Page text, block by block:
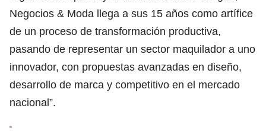
Negocios & Moda llega a sus 15 años como artífice
de un proceso de transformación productiva,
pasando de representar un sector maquilador a uno
innovador, con propuestas avanzadas en diseño,
desarrollo de marca y competitivo en el mercado
nacional”.